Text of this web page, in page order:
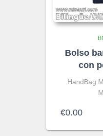
Bolso
con
HandBag
€0.00